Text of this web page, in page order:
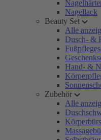
Nagellack
Beauty Set
Alle
Dusch- &
Hand- &
Zubehör
Alle